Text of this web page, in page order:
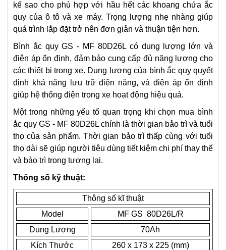
kế sao cho phù hợp với hầu hết các khoang chứa ắc
quy của ô tô và xe máy. Trọng lượng nhẹ nhàng giúp
quá trình lắp đặt trở nên đơn giản và thuận tiện hơn.
Bình ắc quy GS - MF 80D26L có dung lượng lớn và
điện áp ổn định, đảm bảo cung cấp đủ năng lượng cho
các thiết bị trong xe. Dung lượng của bình ắc quy quyết
định khả năng lưu trữ điện năng, và điện áp ổn định
giúp hệ thống điện trong xe hoạt động hiệu quả.
Một trong những yếu tố quan trọng khi chọn mua bình
ắc quy GS - MF 80D26L chính là thời gian bảo trì và tuổi
thọ của sản phẩm. Thời gian bảo trì thấp cùng với tuổi
thọ dài sẽ giúp người tiêu dùng tiết kiệm chi phí thay thế
và bảo trì trong tương lai.
Thông số kỹ thuật:
Thông số kĩ thuật
Model
MF GS 80D26L/R
Dung Lượng
70Ah
Kích Thước
260 x 173 x 225 (mm)